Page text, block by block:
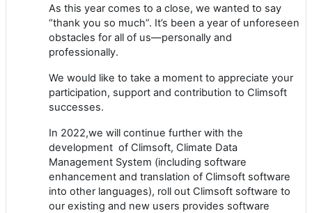
As this year comes to a close, we wanted to say
“thank you so much”. It’s been a year of unforeseen
obstacles for all of us—personally and
professionally.
We would like to take a moment to appreciate your
participation, support and contribution to Climsoft
successes.
In 2022,we will continue further with the
development of Climsoft, Climate Data
Management System (including software
enhancement and translation of Climsoft software
into other languages), roll out Climsoft software to
our existing and new users provides software